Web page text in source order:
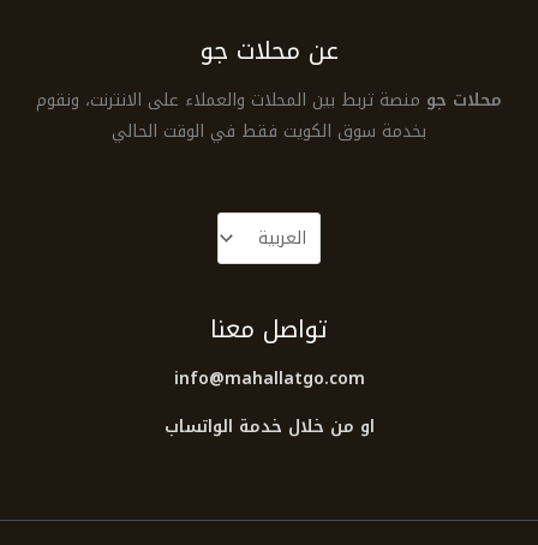
عن محلات جو
محلات جو منصة تربط بين المحلات والعملاء على الانترنت، ونقوم
بخدمة سوق الكويت فقط في الوقت الحالي
تواصل معنا
info@mahallatgo.com
او من خلال خدمة الواتساب